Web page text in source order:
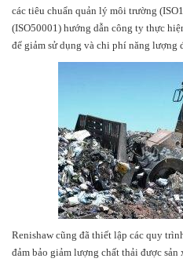
các tiêu chuẩn quản lý môi trường
(ISO50001) hướng dẫn công ty thực
để giảm sử dụng và chi phí năng lượng
Renishaw cũng đã thiết lập các quy
đảm bảo giảm lượng chất thải được